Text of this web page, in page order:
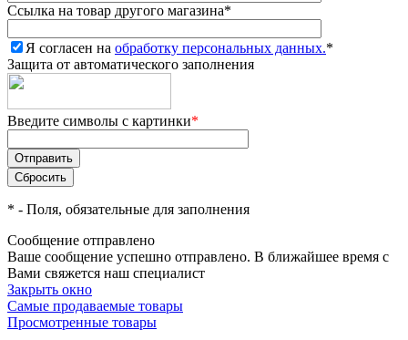
Ссылка на товар другого магазина*
Я согласен на обработку персональных данных.*
Защита от автоматического заполнения
Введите символы с картинки*
* - Поля, обязательные для заполнения
Сообщение отправлено
Ваше сообщение успешно отправлено. В ближайшее время с
Вами свяжется наш специалист
Закрыть окно
Самые продаваемые товары
Просмотренные товары